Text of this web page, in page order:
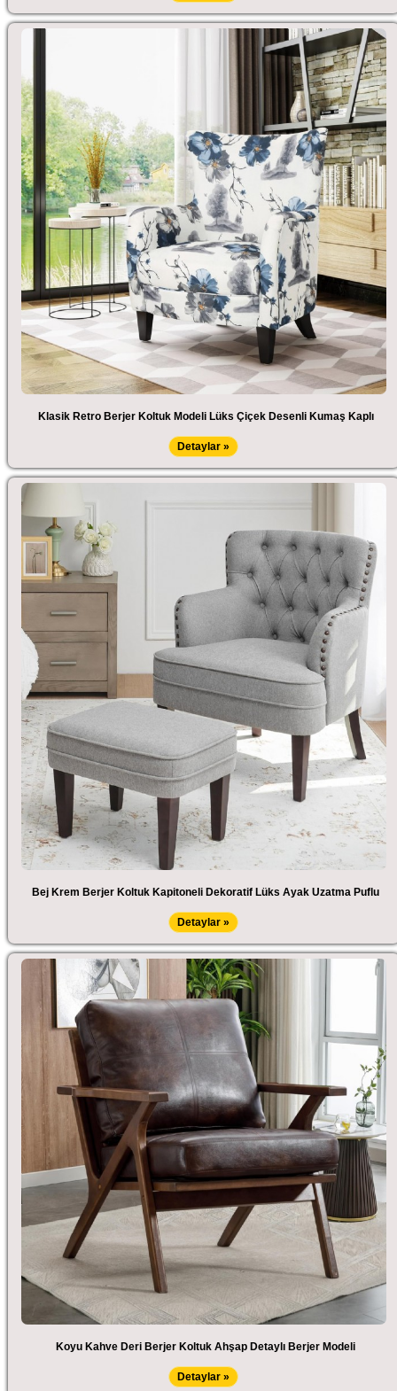
Klasik Retro Berjer Koltuk Modeli Lüks Çiçek Desenli Kumaş Kaplı
Detaylar »
Bej Krem Berjer Koltuk Kapitoneli Dekoratif Lüks Ayak Uzatma Puflu
Detaylar »
Koyu Kahve Deri Berjer Koltuk Ahşap Detaylı Berjer Modeli
Detaylar »